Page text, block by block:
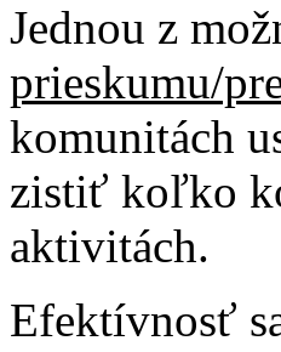
Jednou z
prieskumu/
komunitách
zistiť koľko
aktivitách.
Efektívnosť